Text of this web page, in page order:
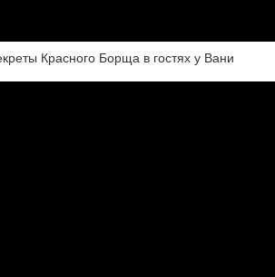
Красного Борща в гостях у Вани